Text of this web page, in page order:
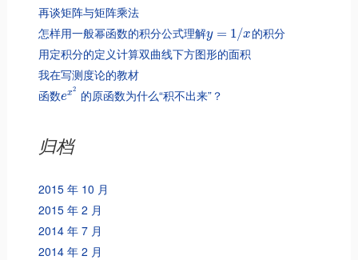
再谈矩阵与矩阵乘法
怎样用一般幂函数的积分公式理解y = 1/x的积分
用定积分的定义计算双曲线下方图形的面积
我在写测度论的教材
函数ex2 的原函数为什么“积不出来”？
归档
2015 年 10 月
2015 年 2 月
2014 年 7 月
2014 年 2 月